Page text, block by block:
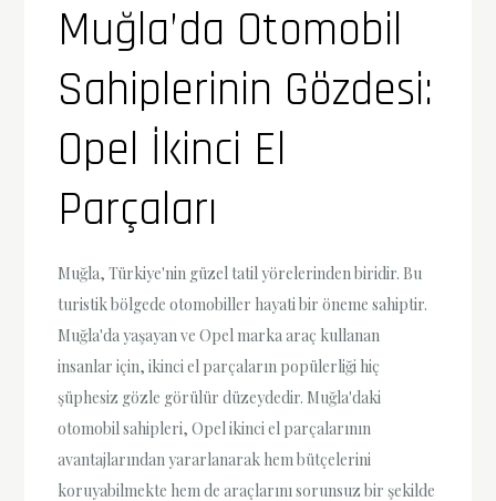
Muğla’da Otomobil
Sahiplerinin Gözdesi:
Opel İkinci El
Parçaları
Muğla, Türkiye'nin güzel tatil yörelerinden biridir. Bu
turistik bölgede otomobiller hayati bir öneme sahiptir.
Muğla'da yaşayan ve Opel marka araç kullanan
insanlar için, ikinci el parçaların popülerliği hiç
şüphesiz gözle görülür düzeydedir. Muğla'daki
otomobil sahipleri, Opel ikinci el parçalarının
avantajlarından yararlanarak hem bütçelerini
koruyabilmekte hem de araçlarını sorunsuz bir şekilde